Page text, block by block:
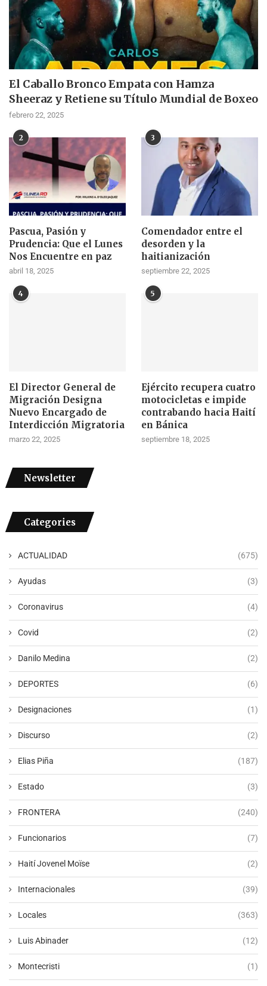
El Caballo Bronco Empata con Hamza
Sheeraz y Retiene su Título Mundial de Boxeo
febrero 22, 2025
2
Pascua, Pasión y
Prudencia: Que el Lunes
Nos Encuentre en paz
abril 18, 2025
3
Comendador entre el
desorden y la
haitianización
septiembre 22, 2025
4
El Director General de
Migración Designa
Nuevo Encargado de
Interdicción Migratoria
marzo 22, 2025
5
Ejército recupera cuatro
motocicletas e impide
contrabando hacia Haití
en Bánica
septiembre 18, 2025
Newsletter
Categories
ACTUALIDAD (675)
Ayudas (3)
Coronavirus (4)
Covid (2)
Danilo Medina (2)
DEPORTES (6)
Designaciones (1)
Discurso (2)
Elias Piña (187)
Estado (3)
FRONTERA (240)
Funcionarios (7)
Haití Jovenel Moïse (2)
Internacionales (39)
Locales (363)
Luis Abinader (12)
Montecristi (1)